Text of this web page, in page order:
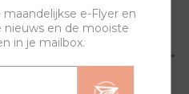
e-Flyer en
en de mooiste
in je mailbox.